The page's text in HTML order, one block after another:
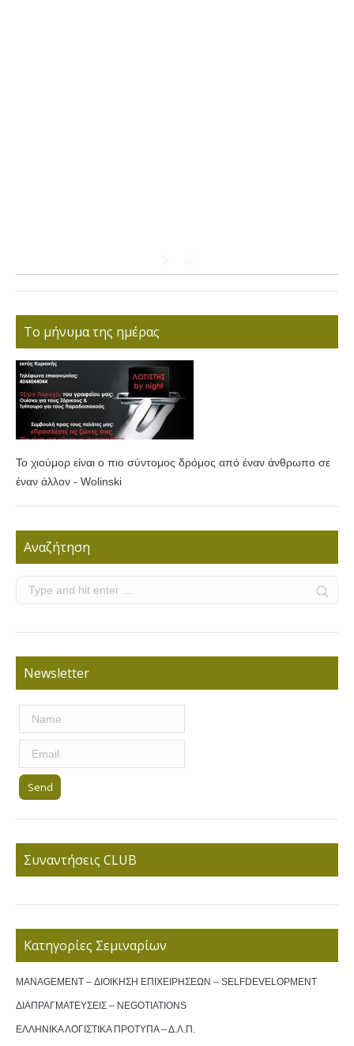
Το μήνυμα της ημέρας
Το χιούμορ είναι ο πιο σύντομος δρόμος από έναν άνθρωπο σε
έναν άλλον - Wolinski
Αναζήτηση
Newsletter
Συναντήσεις CLUB
Κατηγορίες Σεμιναρίων
MANAGEMENT – ΔΙΟΙΚΗΣΗ ΕΠΙΧΕΙΡΗΣΕΩΝ – SELFDEVELOPMENT
ΔΙΑΠΡΑΓΜΑΤΕΥΣΕΙΣ – NEGOTIATIONS
ΕΛΛΗΝΙΚΑ ΛΟΓΙΣΤΙΚΑ ΠΡΟΤΥΠΑ – Δ.Λ.Π.